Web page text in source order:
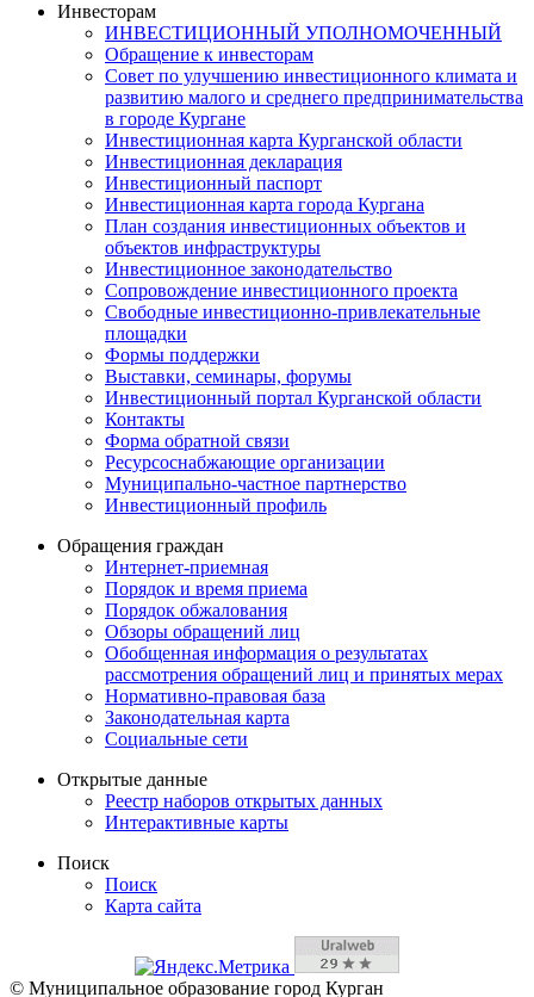
Инвесторам
ИНВЕСТИЦИОННЫЙ УПОЛНОМОЧЕННЫЙ
Обращение к инвесторам
Совет по улучшению инвестиционного климата и
развитию малого и среднего предпринимательства
в городе Кургане
Инвестиционная карта Курганской области
Инвестиционная декларация
Инвестиционный паспорт
Инвестиционная карта города Кургана
План создания инвестиционных объектов и
объектов инфраструктуры
Инвестиционное законодательство
Сопровождение инвестиционного проекта
Свободные инвестиционно-привлекательные
площадки
Формы поддержки
Выставки, семинары, форумы
Инвестиционный портал Курганской области
Контакты
Форма обратной связи
Ресурсоснабжающие организации
Муниципально-частное партнерство
Инвестиционный профиль
Обращения граждан
Интернет-приемная
Порядок и время приема
Порядок обжалования
Обзоры обращений лиц
Обобщенная информация о результатах
рассмотрения обращений лиц и принятых мерах
Нормативно-правовая база
Законодательная карта
Социальные сети
Открытые данные
Реестр наборов открытых данных
Интерактивные карты
Поиск
Поиск
Карта сайта
© Муниципальное образование город Курган